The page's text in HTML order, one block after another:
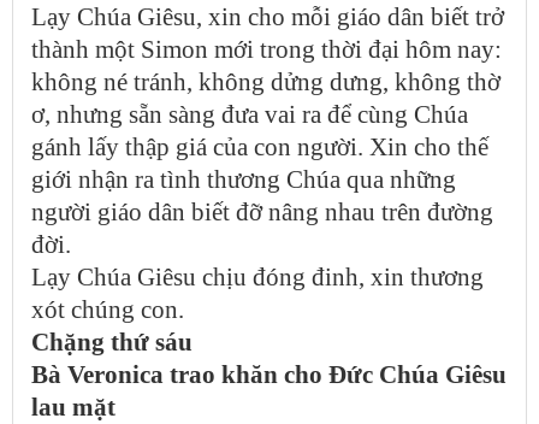
Lạy Chúa Giêsu, xin cho mỗi giáo dân biết trở
thành một Simon mới trong thời đại hôm nay:
không né tránh, không dửng dưng, không thờ
ơ, nhưng sẵn sàng đưa vai ra để cùng Chúa
gánh lấy thập giá của con người. Xin cho thế
giới nhận ra tình thương Chúa qua những
người giáo dân biết đỡ nâng nhau trên đường
đời.
Lạy Chúa Giêsu chịu đóng đinh, xin thương
xót chúng con.
Chặng thứ sáu
Bà Veronica trao khăn cho Đức Chúa Giêsu
lau mặt